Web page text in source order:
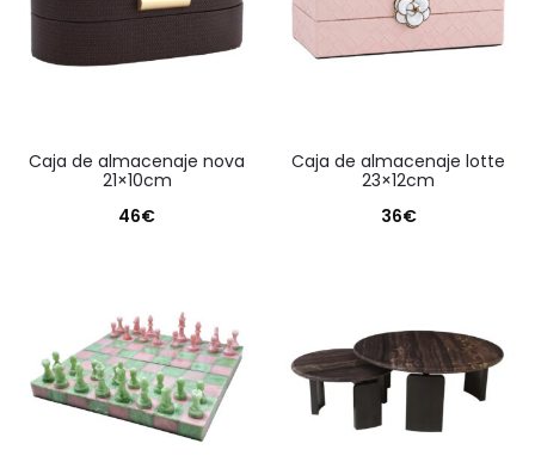
caja de almacenaje nova
21×10cm
46€
caja de almacenaje lotte
23×12cm
36€